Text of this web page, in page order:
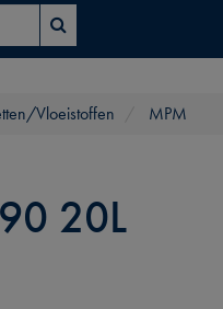
Vloeistoffen MPM
20L